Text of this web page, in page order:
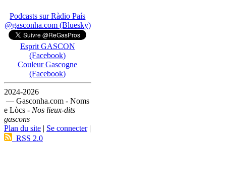
Podcasts sur Ràdio País
@gasconha.com (Bluesky)
Esprit GASCON
(Facebook)
Couleur Gascogne
(Facebook)
2024-2026
— Gasconha.com - Noms
e Lòcs - Nos lieux-dits
gascons
Plan du site | Se connecter|
RSS 2.0